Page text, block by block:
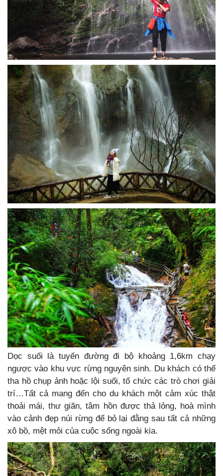
Dọc suối là tuyến đường đi bộ khoảng 1,6km chạy
ngược vào khu vực rừng nguyên sinh. Du khách có thể
tha hồ chụp ảnh hoặc lội suối, tổ chức các trò chơi giải
trí…Tất cả mang đến cho du khách một cảm xúc thật
thoải mái, thư giãn, tâm hồn được thả lỏng, hoà mình
vào cảnh đẹp núi rừng để bỏ lại đằng sau tất cả những
xô bồ, mệt mỏi của cuộc sống ngoài kia.